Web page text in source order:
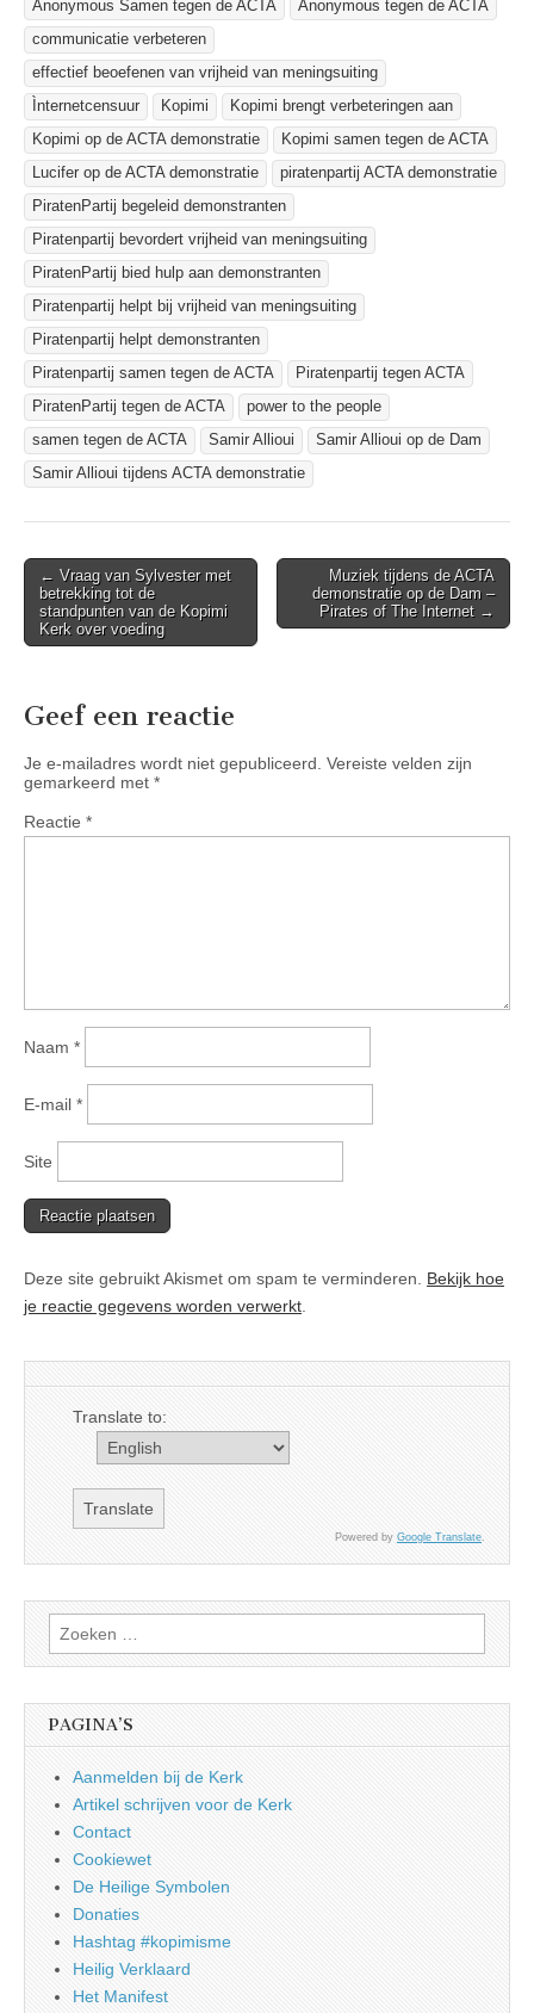
Anonymous Samen tegen de ACTA
Anonymous tegen de ACTA
communicatie verbeteren
effectief beoefenen van vrijheid van meningsuiting
Ìnternetcensuur
Kopimi
Kopimi brengt verbeteringen aan
Kopimi op de ACTA demonstratie
Kopimi samen tegen de ACTA
Lucifer op de ACTA demonstratie
piratenpartij ACTA demonstratie
PiratenPartij begeleid demonstranten
Piratenpartij bevordert vrijheid van meningsuiting
PiratenPartij bied hulp aan demonstranten
Piratenpartij helpt bij vrijheid van meningsuiting
Piratenpartij helpt demonstranten
Piratenpartij samen tegen de ACTA
Piratenpartij tegen ACTA
PiratenPartij tegen de ACTA
power to the people
samen tegen de ACTA
Samir Allioui
Samir Allioui op de Dam
Samir Allioui tijdens ACTA demonstratie
Post
navigation
← Vraag van Sylvester met
betrekking tot de
standpunten van de Kopimi
Kerk over voeding
Muziek tijdens de ACTA
demonstratie op de Dam –
Pirates of The Internet →
Geef een reactie
Je e-mailadres wordt niet gepubliceerd. Vereiste velden zijn
gemarkeerd met *
Reactie *
Naam *
E-mail *
Site
Deze site gebruikt Akismet om spam te verminderen. Bekijk hoe
je reactie gegevens worden verwerkt
Translate to:
Powered by Google Translate.
Zoeken
naar:
PAGINA’S
Aanmelden bij de Kerk
Artikel schrijven voor de Kerk
Contact
Cookiewet
De Heilige Symbolen
Donaties
Hashtag #kopimisme
Heilig Verklaard
Het Manifest